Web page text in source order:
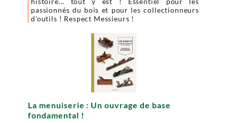
passionnés du bois et pour les collectionneurs
d'outils ! Respect Messieurs !
La menuiserie : Un ouvrage de base
fondamental !